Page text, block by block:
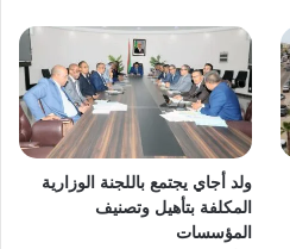
ولد أجاي يجتمع باللجنة الوزارية
المكلفة بتأهيل وتصنيف
المؤسسات